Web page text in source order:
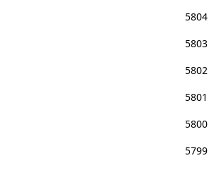
5804
5803
5802
5801
5800
5799